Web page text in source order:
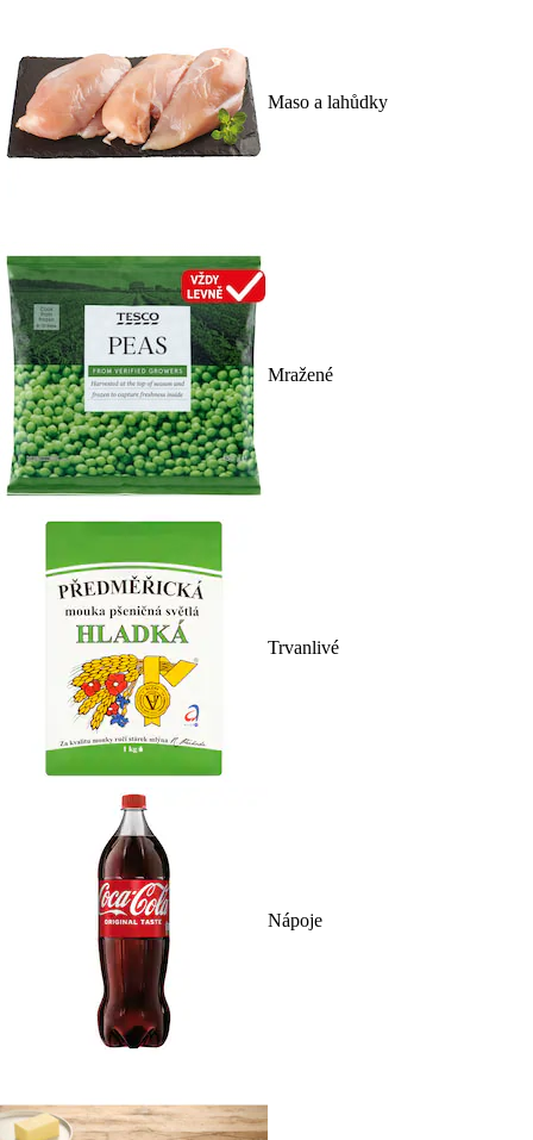
Maso a lahůdky
Mražené
Trvanlivé
Nápoje